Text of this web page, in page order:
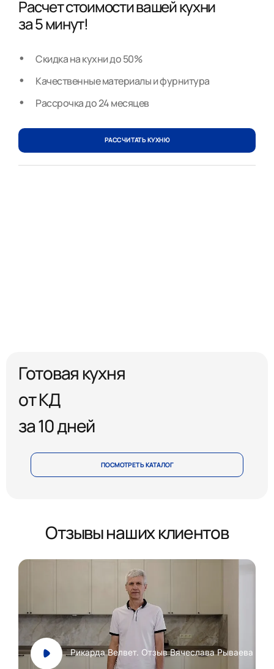
Расчет стоимости вашей кухни
за 5 минут!
Скидка на кухни до 50%
Качественные материалы и фурнитура
Рассрочка до 24 месяцев
РАССЧИТАТЬ КУХНЮ
Готовая кухня
от КД
за 10 дней
ПОСМОТРЕТЬ КАТАЛОГ
Отзывы наших клиентов
Рикарда Велвет. Отзыв Вячеслава Рываева